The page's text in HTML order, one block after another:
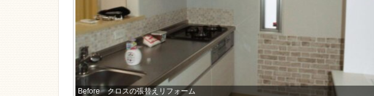
Before クロスの張替えリフォーム